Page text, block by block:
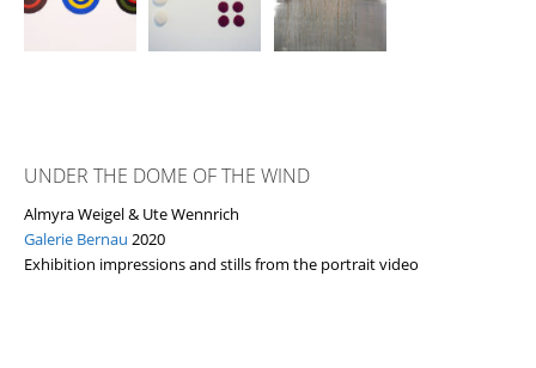
UNDER THE DOME OF THE WIND
Almyra Weigel & Ute Wennrich
Galerie Bernau 2020
Exhibition impressions and stills from the portrait video